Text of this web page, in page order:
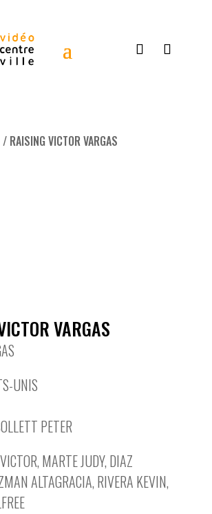
/ RAISING VICTOR VARGAS
VARGAS
UNIS
PETER
MARTE JUDY, DIAZ
ALTAGRACIA, RIVERA KEVIN,